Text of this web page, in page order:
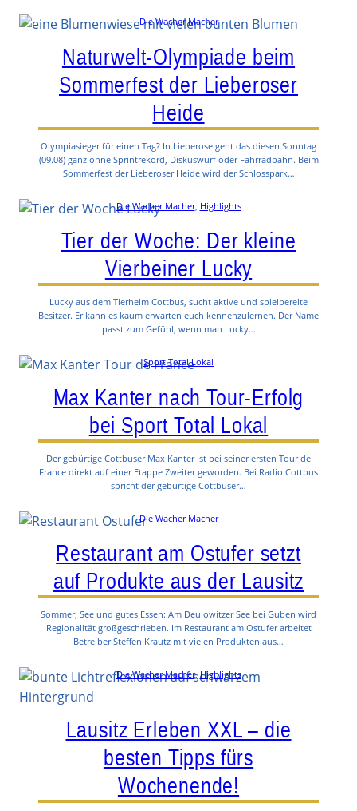
Die Wacher Macher
Naturwelt-Olympiade beim
Sommerfest der Lieberoser
Heide
Olympiasieger für einen Tag? In Lieberose geht das diesen Sonntag
(09.08) ganz ohne Sprintrekord, Diskuswurf oder Fahrradbahn. Beim
Sommerfest der Lieberoser Heide wird der Schlosspark…
Die Wacher Macher, Highlights
Tier der Woche: Der kleine
Vierbeiner Lucky
Lucky aus dem Tierheim Cottbus, sucht aktive und spielbereite
Besitzer. Er kann es kaum erwarten euch kennenzulernen. Der Name
passt zum Gefühl, wenn man Lucky…
Sport Total Lokal
Max Kanter nach Tour-Erfolg
bei Sport Total Lokal
Der gebürtige Cottbuser Max Kanter ist bei seiner ersten Tour de
France direkt auf einer Etappe Zweiter geworden. Bei Radio Cottbus
spricht der gebürtige Cottbuser…
Die Wacher Macher
Restaurant am Ostufer setzt
auf Produkte aus der Lausitz
Sommer, See und gutes Essen: Am Deulowitzer See bei Guben wird
Regionalität großgeschrieben. Im Restaurant am Ostufer arbeitet
Betreiber Steffen Krautz mit vielen Produkten aus…
Die Wacher Macher, Highlights
Lausitz Erleben XXL – die
besten Tipps fürs
Wochenende!